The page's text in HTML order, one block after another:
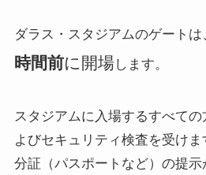
ダラス・スタジアムのゲートは
時間前に開場します。
スタジアムに入場するすべて
よびセキュリティ検査を受け
分証（パスポートなど）の提